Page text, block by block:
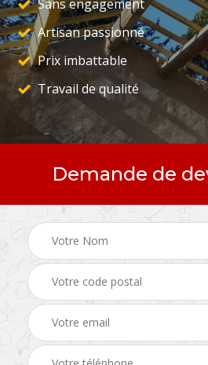
Sans engagement
Artisan passionné
Prix imbattable
Travail de qualité
Demande de